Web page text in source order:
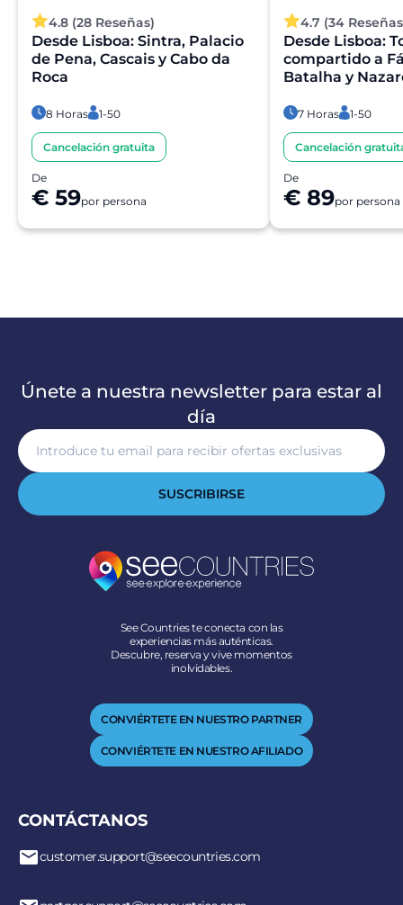
4.8 (28 Reseñas)
Desde Lisboa: Sintra, Palacio
de Pena, Cascais y Cabo da
Roca
8 Horas 1-50
Cancelación gratuita
De
€ 59por persona
4.7 (34
Desde Lisboa:
compartido a
Batalha y
7 Horas 1-50
Cancelación
De
€ 89por persona
Únete a nuestra newsletter para estar al
día
SUSCRIBIRSE
See Countries te conecta con las
experiencias más auténticas.
Descubre, reserva y vive momentos
inolvidables.
CONVIÉRTETE EN NUESTRO PARTNER
CONVIÉRTETE EN NUESTRO AFILIADO
CONTÁCTANOS
customer.support@seecountries.com